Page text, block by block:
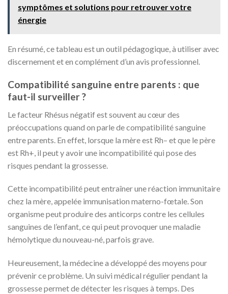
symptômes et solutions pour retrouver votre
énergie
En résumé, ce tableau est un outil pédagogique, à utiliser avec
discernement et en complément d’un avis professionnel.
Compatibilité sanguine entre parents : que
faut-il surveiller ?
Le facteur Rhésus négatif est souvent au cœur des
préoccupations quand on parle de compatibilité sanguine
entre parents. En effet, lorsque la mère est Rh– et que le père
est Rh+, il peut y avoir une incompatibilité qui pose des
risques pendant la grossesse.
Cette incompatibilité peut entraîner une réaction immunitaire
chez la mère, appelée immunisation materno-fœtale. Son
organisme peut produire des anticorps contre les cellules
sanguines de l’enfant, ce qui peut provoquer une maladie
hémolytique du nouveau-né, parfois grave.
Heureusement, la médecine a développé des moyens pour
prévenir ce problème. Un suivi médical régulier pendant la
grossesse permet de détecter les risques à temps. Des